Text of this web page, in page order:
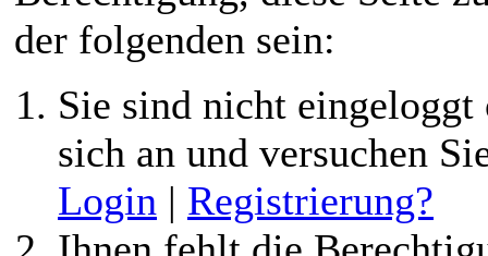
der folgenden sein:
Sie sind nicht
sich an und versuchen
Login | Registrierung?